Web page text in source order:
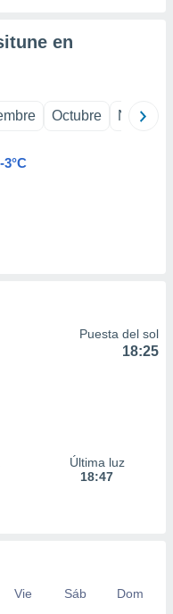
en
Octubre
-3°C
Puesta del sol
18:25
Última luz
18:47
Vie Sáb
Dom